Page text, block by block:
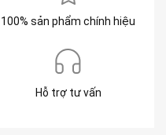
100% sản phẩm chính hiệu
Hỗ trợ tư vấn